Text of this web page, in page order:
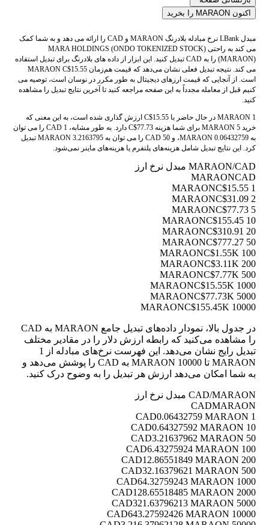
اکنون MARAON را بخرید
مبدل LBank نرخ مبادله بلادرنگ MARAON و CAD را ارائه می دهد و به شما کمک
می کند به راحتی MARA HOLDINGS (ONDO TOKENIZED STOCK)
(MARAON) را به CAD تبدیل کنید. این ابزار از داده های بلادرنگ برای تبدیل استفاده
می کند. نتیجه تبدیل فعلی نشان می‌دهد که قیمت هم‌زمان MARAON C$15.55
است. از آنجایی که قیمت ارزهای دیجیتال به طور مکرر در نوسان است، توصیه می
کنیم قبل از معامله مجدداً به این صفحه مراجعه کنید تا آخرین نتایج تبدیل را مشاهده
کنید.
1 MARAON در حال حاضر با C$15.55 ارزش گذاری شده است، به این معنی که
خرید 5 MARAON برای شما هزینه C$77.73 دارد. به طور مشابه، 1 CAD را می توان
به 0.06432759 MARAON، و 50 CAD را می توان به 3.2163795 MARAON تبدیل
کرد. این نتایج تبدیل شامل هزینه‌های پلتفرم یا هزینه‌های ماینر نمی‌شود.
MARAON/CAD مبدل نرخ ارز
MARAONCAD
1 MARAON
C$15.55
2 MARAON
C$31.09
5 MARAON
C$77.73
10 MARAON
C$155.45
20 MARAON
C$310.91
50 MARAON
C$777.27
100 MARAON
C$1.55K
200 MARAON
C$3.11K
500 MARAON
C$7.77K
1000 MARAON
C$15.55K
5000 MARAON
C$77.73K
10000 MARAON
C$155.45K
در جدول بالا، نمودار داده‌های تبدیل جامع MARAON به CAD
را مشاهده می‌کنید که رابطه ارزش دلار را در مقادیر مختلف
تبدیل رایج نشان می‌دهد. این فهرست نرخ‌های مبادله از 1
MARAON تا 10000 MARAON به CAD را پوشش می‌دهد و
به شما امکان می‌دهد ارزش هر تبدیل را به وضوح درک کنید.
CAD/MARAON مبدل نرخ ارز
CADMARAON
1 CAD
0.06432759 MARAON
10 CAD
0.64327592 MARAON
50 CAD
3.21637962 MARAON
100 CAD
6.43275924 MARAON
200 CAD
12.86551849 MARAON
500 CAD
32.16379621 MARAON
1000 CAD
64.32759243 MARAON
2000 CAD
128.65518485 MARAON
5000 CAD
321.63796213 MARAON
10000 CAD
643.27592426 MARAON